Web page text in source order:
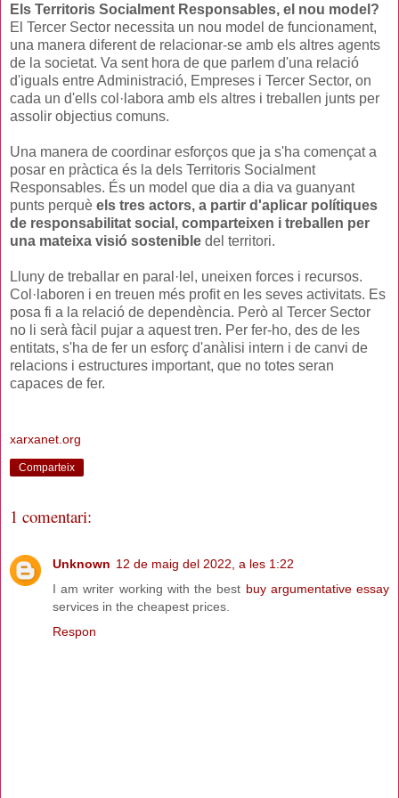
Els Territoris Socialment Responsables, el nou model?
El Tercer Sector necessita un nou model de funcionament,
una manera diferent de relacionar-se amb els altres agents
de la societat. Va sent hora de que parlem d'una relació
d'iguals entre Administració, Empreses i Tercer Sector, on
cada un d'ells col·labora amb els altres i treballen junts per
assolir objectius comuns.
Una manera de coordinar esforços que ja s'ha començat a
posar en pràctica és la dels Territoris Socialment
Responsables. És un model que dia a dia va guanyant
punts perquè els tres actors, a partir d'aplicar polítiques
de responsabilitat social, comparteixen i treballen per
una mateixa visió sostenible del territori.
Lluny de treballar en paral·lel, uneixen forces i recursos.
Col·laboren i en treuen més profit en les seves activitats. Es
posa fi a la relació de dependència. Però al Tercer Sector
no li serà fàcil pujar a aquest tren. Per fer-ho, des de les
entitats, s'ha de fer un esforç d'anàlisi intern i de canvi de
relacions i estructures important, que no totes seran
capaces de fer.
xarxanet.org
Comparteix
1 comentari:
Unknown 12 de maig del 2022, a les 1:22
I am writer working with the best buy argumentative essay
services in the cheapest prices.
Respon